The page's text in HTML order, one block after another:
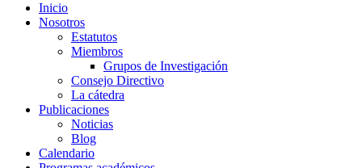
Inicio
Nosotros
Estatutos
Miembros
Grupos de Investigación
Consejo Directivo
La cátedra
Publicaciones
Noticias
Blog
Calendario